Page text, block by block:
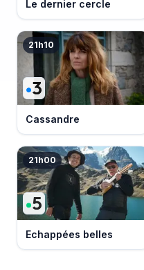
Le dernier cercle
21h10
Cassandre
21h00
Echappées belles